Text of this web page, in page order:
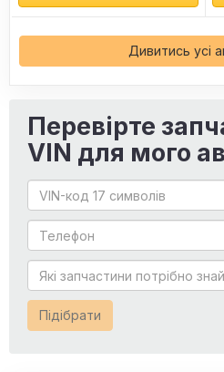
Дивитись усі
Перевірте
VIN для мого
Підібрати